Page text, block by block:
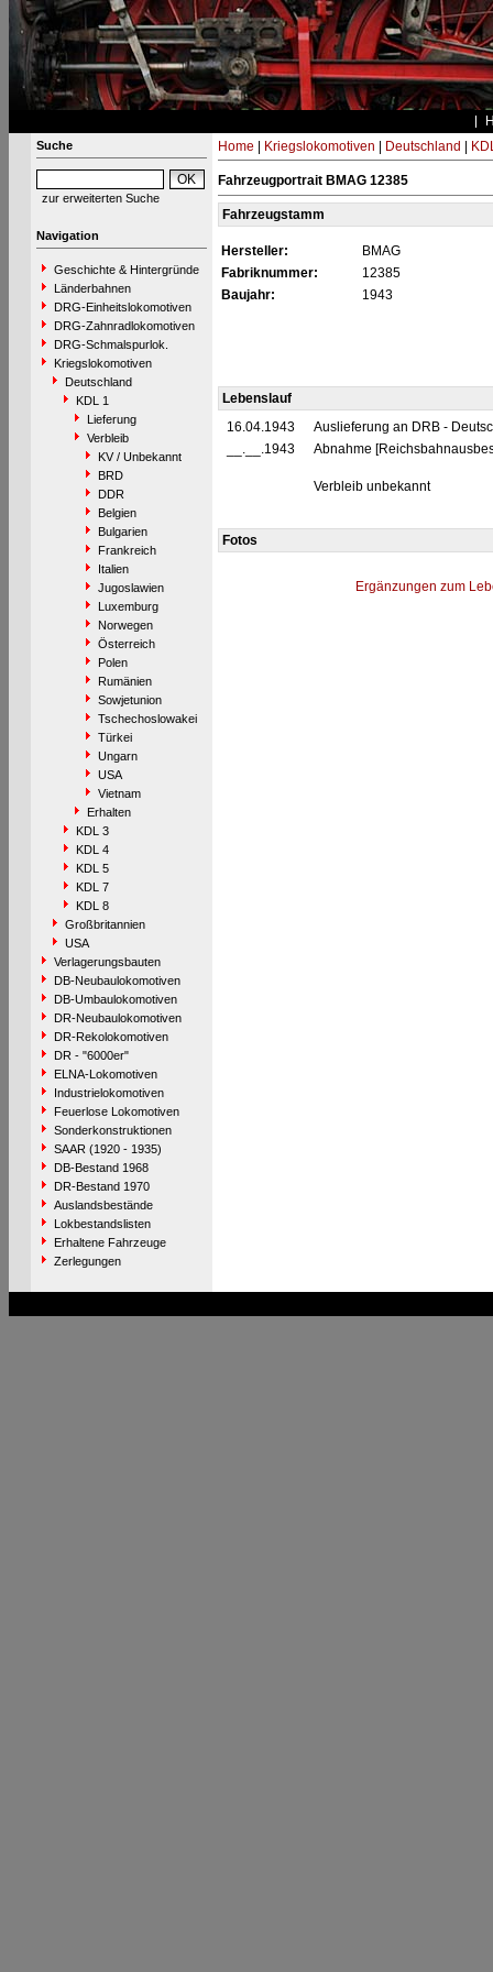
Suche
zur erweiterten Suche
Navigation
Geschichte & Hintergründe
Länderbahnen
DRG-Einheitslokomotiven
DRG-Zahnradlokomotiven
DRG-Schmalspurlok.
Kriegslokomotiven
Deutschland
KDL 1
Lieferung
Verbleib
KV / Unbekannt
BRD
DDR
Belgien
Bulgarien
Frankreich
Italien
Jugoslawien
Luxemburg
Norwegen
Österreich
Polen
Rumänien
Sowjetunion
Tschechoslowakei
Türkei
Ungarn
USA
Vietnam
Erhalten
KDL 3
KDL 4
KDL 5
KDL 7
KDL 8
Großbritannien
USA
Verlagerungsbauten
DB-Neubaulokomotiven
DB-Umbaulokomotiven
DR-Neubaulokomotiven
DR-Rekolokomotiven
DR - "6000er"
ELNA-Lokomotiven
Industrielokomotiven
Feuerlose Lokomotiven
Sonderkonstruktionen
SAAR (1920 - 1935)
DB-Bestand 1968
DR-Bestand 1970
Auslandsbestände
Lokbestandslisten
Erhaltene Fahrzeuge
Zerlegungen
Home Kriegslokomotiven Deutschland
Fahrzeugportrait BMAG 12385
Fahrzeugstamm
Hersteller:
BMAG
Fabriknummer:
12385
Baujahr:
1943
Lebenslauf
16.04.1943
Auslieferung an DRB -
__.__.1943
Abnahme
Verbleib unbekannt
Fotos
Ergänzungen zum